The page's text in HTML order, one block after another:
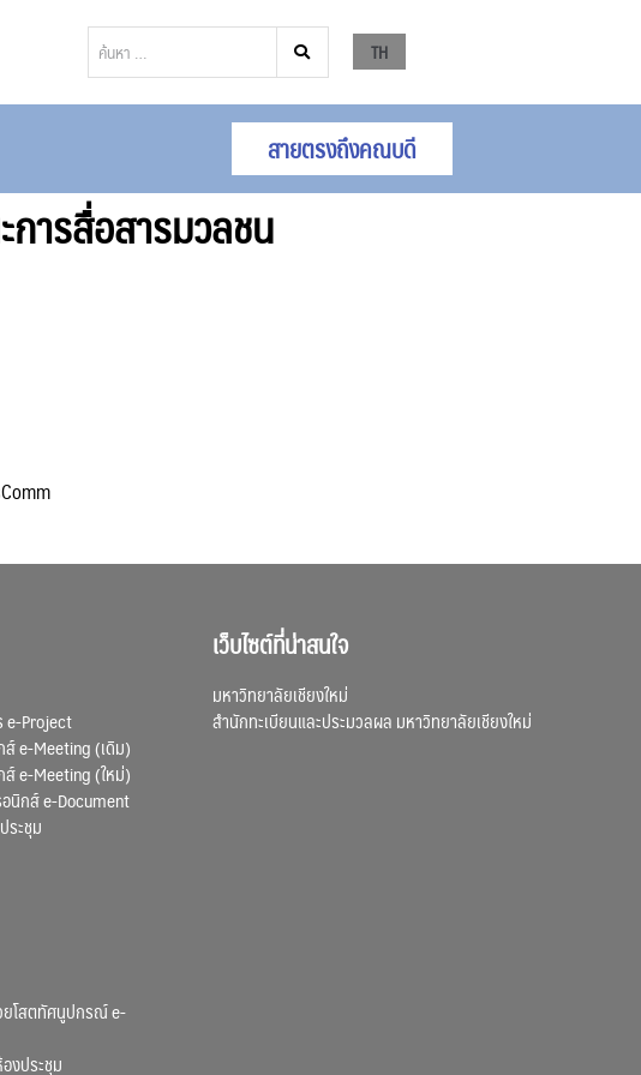
TH
สายตรงถึงคณบดี
ารสื่อสารมวลชน
e-Project
e-Meeting (เดิม)
e-Meeting (ใหม่)
นิกส์ e-Document
ระชุม
โสตทัศนูปกรณ์ e-
งประชุม
เว็บไซต์ที่น่าสนใจ
มหาวิทยาลัยเชียงใหม่
สำนักทะเบียนและประมวลผล มหาวิทยาลัยเชียงใหม่